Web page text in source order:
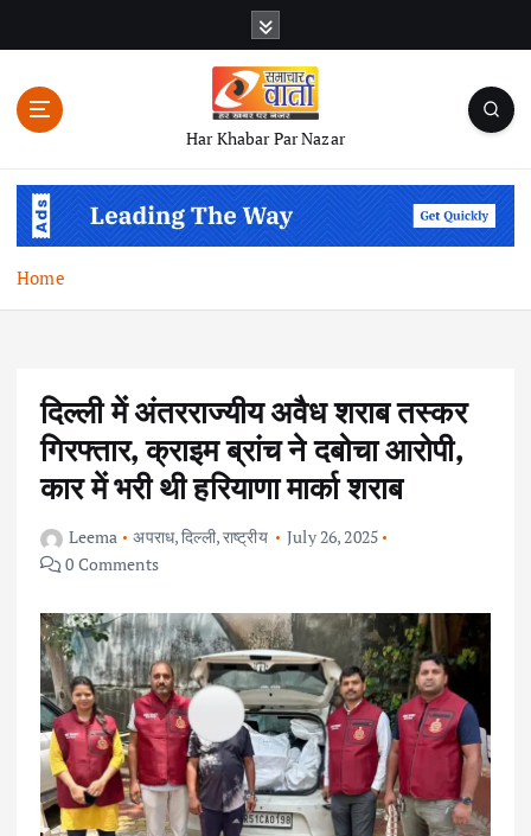
n
Har Khabar Par Nazar
Home
दिल्ली में अंतरराज्यीय अवैध शराब तस्कर
गिरफ्तार, क्राइम ब्रांच ने दबोचा आरोपी,
कार में भरी थी हरियाणा मार्का शराब
Leema अपराध,दिल्ली,राष्ट्रीय
July 26, 2025
0 Comments